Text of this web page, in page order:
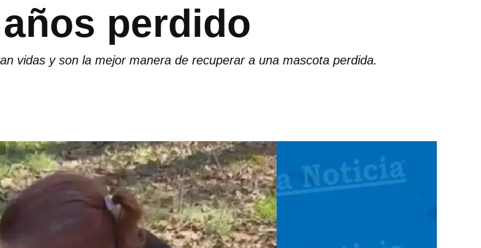
perdido
vidas y son la mejor manera de recuperar a una mascota perdida.